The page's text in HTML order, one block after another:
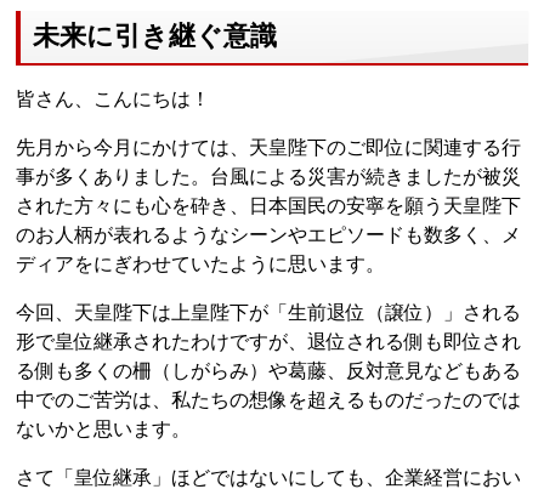
未来に引き継ぐ意識
皆さん、こんにちは！
先月から今月にかけては、天皇陛下のご即位に関連する行
事が多くありました。台風による災害が続きましたが被災
された方々にも心を砕き、日本国民の安寧を願う天皇陛下
のお人柄が表れるようなシーンやエピソードも数多く、メ
ディアをにぎわせていたように思います。
今回、天皇陛下は上皇陛下が「生前退位（譲位）」される
形で皇位継承されたわけですが、退位される側も即位され
る側も多くの柵（しがらみ）や葛藤、反対意見などもある
中でのご苦労は、私たちの想像を超えるものだったのでは
ないかと思います。
さて「皇位継承」ほどではないにしても、企業経営におい